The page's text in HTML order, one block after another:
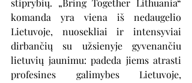
stiprybių. „Bring Together Lithuania“
komanda yra viena iš nedaugelio
Lietuvoje, nuosekliai ir intensyviai
dirbančių su užsienyje gyvenančiu
lietuvių jaunimu: padeda jiems atrasti
profesines galimybes Lietuvoje,